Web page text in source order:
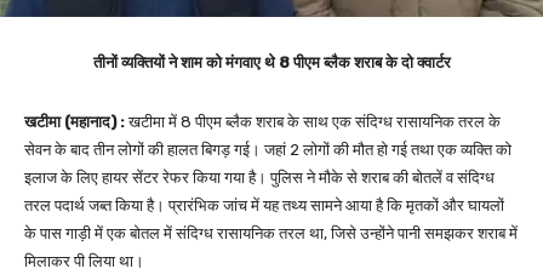
तीनों व्यक्तियों ने शाम को मंगवाए थे 8 पीएम ब्लैक शराब के दो क्वार्टर
खटीमा (महानाद) :खटीमा में 8 पीएम ब्लैक शराब के साथ एक संदिग्ध रासायनिक तरल के
सेवन के बाद तीन लोगों की हालत बिगड़ गई। जहां 2 लोगों की मौत हो गई तथा एक व्यक्ति को
इलाज के लिए हायर सेंटर रेफर किया गया है। पुलिस ने मौके से शराब की बोतलें व संदिग्ध
तरल पदार्थ जब्त किया है। प्रारंभिक जांच में यह तथ्य सामने आया है कि मृतकों और घायलों
के पास गाड़ी में एक बोतल में संदिग्ध रासायनिक तरल था, जिसे उन्होंने पानी समझकर शराब में
मिलाकर पी लिया था।